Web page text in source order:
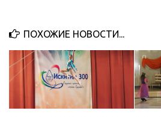
ПОХОЖИЕ НОВОСТИ...